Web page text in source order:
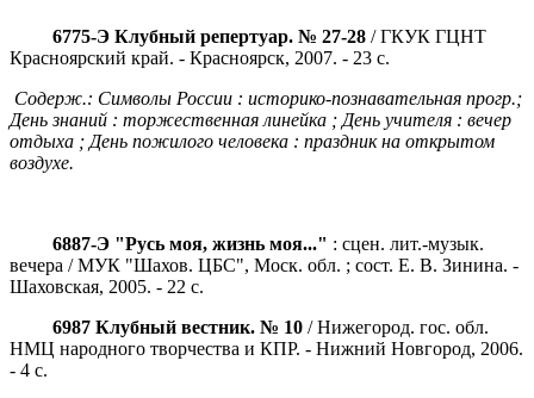
6775-Э Клубный репертуар. № 27-28 / ГКУК ГЦНТ
Красноярский край. - Красноярск, 2007. - 23 с.
Содерж.: Символы России : историко-познавательная прогр.;
День знаний : торжественная линейка ; День учителя : вечер
отдыха ; День пожилого человека : праздник на открытом
воздухе.
6887-Э "Русь моя, жизнь моя..." : сцен. лит.-музык.
вечера / МУК "Шахов. ЦБС", Моск. обл. ; сост. Е. В. Зинина. -
Шаховская, 2005. - 22 с.
6987 Клубный вестник. № 10 / Нижегород. гос. обл.
НМЦ народного творчества и КПР. - Нижний Новгород, 2006.
- 4 с.